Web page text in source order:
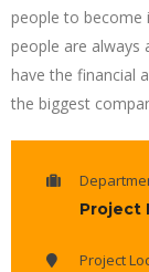
people to become
people are always
have the financial
the biggest
Project
Project